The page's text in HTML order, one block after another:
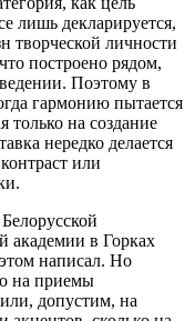
лишь декларируется,
творческой личности
построено рядом,
Поэтому в
гармонию пытается
только на создание
нередко делается
или
академии в Горках
написал. Но
на приемы
допустим, на